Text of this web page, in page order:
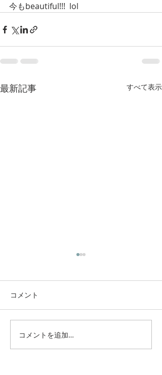
今もbeautiful!!!  lol
最新記事 すべて表示
これからお会いする方に
向けて
コメント
コメントを追加…